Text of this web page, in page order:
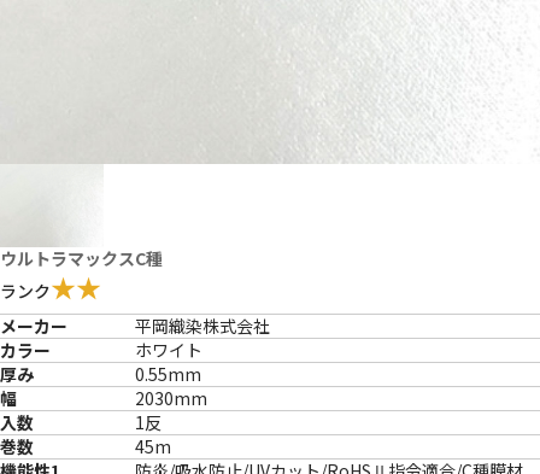
ウルトラマックスC種
ランク★★
メーカー
平岡織染株式会社
カラー
ホワイト
厚み
0.55mm
幅
2030mm
入数
1反
巻数
45m